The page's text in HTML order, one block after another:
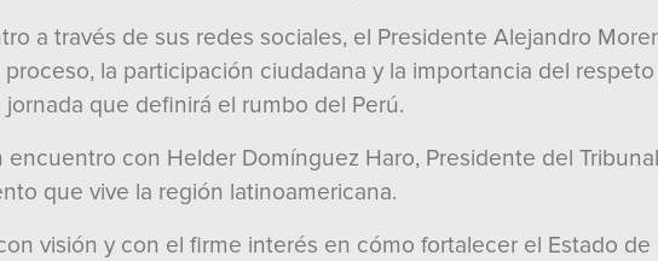
a través de sus redes sociales, el Presidente Alejandro
la participación ciudadana y la importancia del
que definirá el rumbo del Perú.
encuentro con Helder Domínguez Haro, Presidente del
que vive la región latinoamericana.
visión y con el firme interés en cómo fortalecer el Estado